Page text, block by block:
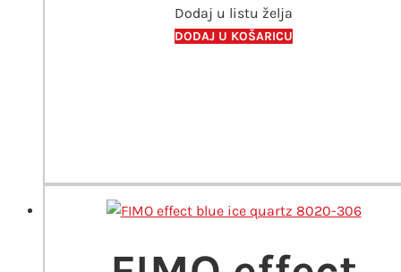
Dodaj u listu želja
DODAJ U KOŠARICU